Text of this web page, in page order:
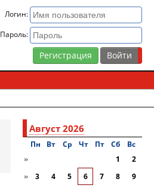
Логин:
Пароль:
Регистрация
Август 2026
Пн Вт Ср Чт Пт Сб
Вc
»
1
2
»
3 4 5 6 7 8
9